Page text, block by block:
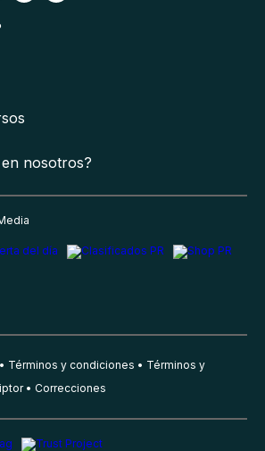
nosotros?
Términos y condiciones
Términos y
Correcciones